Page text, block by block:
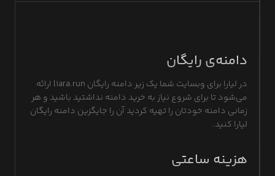
دامنه‌ی رایگان
در لیارا برای وبسایت شما یک زیر دامنه رایگان liara.run ارائه
می‌شود تا برای شروع نیاز به خرید دامنه نداشتید باشید و هر
زمانی دامنه خودتان را تهیه کردید آن را جایگزین دامنه رایگان
لیارا کنید.
هزینه ساعتی